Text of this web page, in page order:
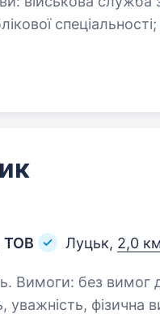
грошове забезпечення від 23 000
ТОВ
Луцьк, 2,0
уважність,